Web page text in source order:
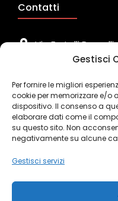
Gestisci
Per fornire le migliori
cookie per memorizzare e/o
dispositivo. Il consenso a
elaborare dati come il
su questo sito. Non
negativamente su alcune
Gestisci servizi
Contatti
Via Fratelli
Sede Legale
+39 051 6165811 /
Telefono/Fax
info@zaninisrl.net
Indirizzo email